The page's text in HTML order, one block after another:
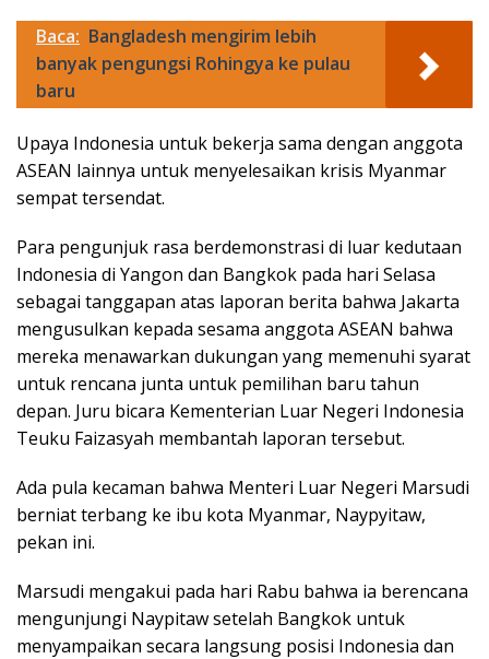
Baca: Bangladesh mengirim lebih
banyak pengungsi Rohingya ke pulau
baru
Upaya Indonesia untuk bekerja sama dengan anggota
ASEAN lainnya untuk menyelesaikan krisis Myanmar
sempat tersendat.
Para pengunjuk rasa berdemonstrasi di luar kedutaan
Indonesia di Yangon dan Bangkok pada hari Selasa
sebagai tanggapan atas laporan berita bahwa Jakarta
mengusulkan kepada sesama anggota ASEAN bahwa
mereka menawarkan dukungan yang memenuhi syarat
untuk rencana junta untuk pemilihan baru tahun
depan. Juru bicara Kementerian Luar Negeri Indonesia
Teuku Faizasyah membantah laporan tersebut.
Ada pula kecaman bahwa Menteri Luar Negeri Marsudi
berniat terbang ke ibu kota Myanmar, Naypyitaw,
pekan ini.
Marsudi mengakui pada hari Rabu bahwa ia berencana
mengunjungi Naypitaw setelah Bangkok untuk
menyampaikan secara langsung posisi Indonesia dan